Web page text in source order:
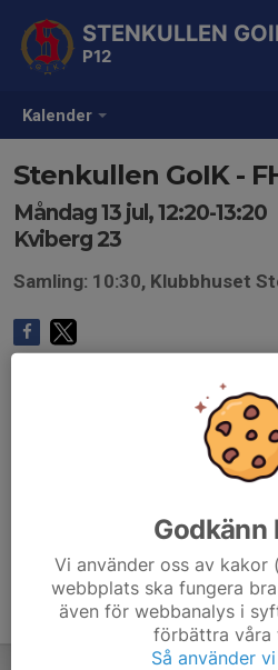
Kalender
STENKULLEN
P12
Stenkullen GoIK -
Måndag 13 jul, 12:20-13:20
Kviberg 23
Samling: 10:30, Klubbhuset
Godkänn
Vi använder oss av
webbplats ska fungera
även för webbanalys i
förbättra våra
Så använder